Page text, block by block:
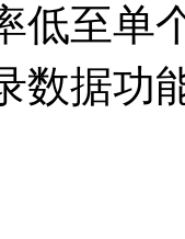
低至单
数据功